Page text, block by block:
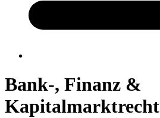
Bank-, Finanz &
Kapitalmarktrecht